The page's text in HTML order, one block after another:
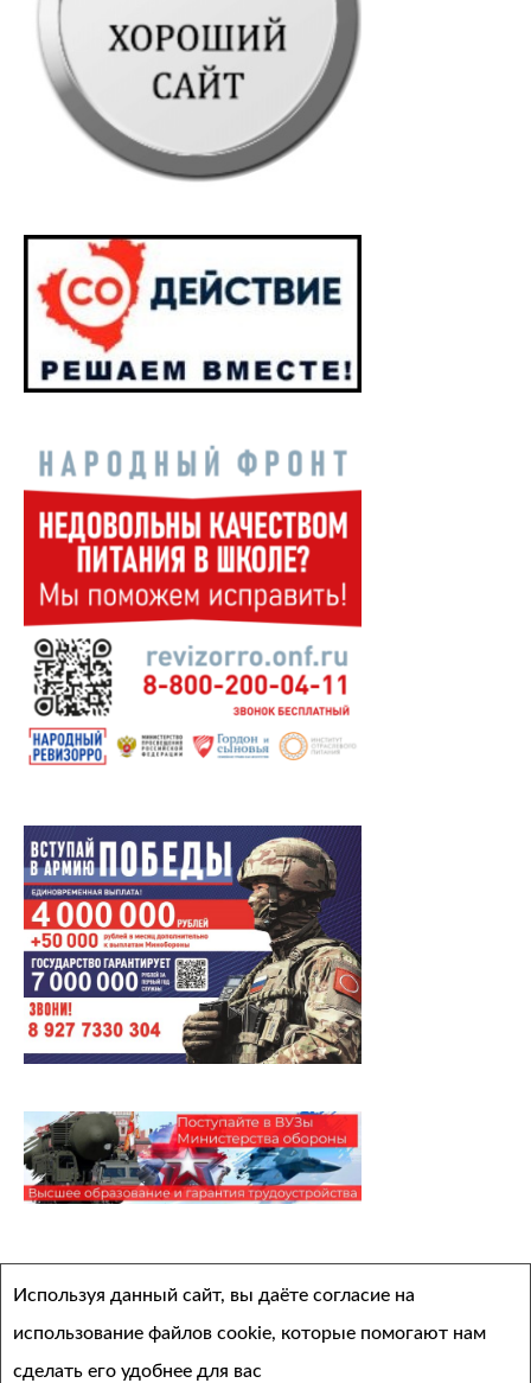
Архивы
Выберите месяц
Используя данный сайт, вы даёте согласие на
использование файлов cookie, которые помогают нам
сделать его удобнее для вас